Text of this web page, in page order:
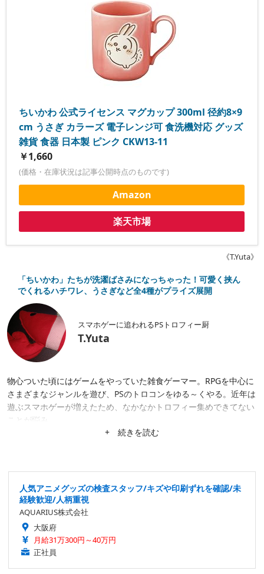
ちいかわ 公式ライセンス マグカップ 300ml 径約8×9
cm うさぎ カラーズ 電子レンジ可 食洗機対応 グッズ
雑貨 食器 日本製 ピンク CKW13-11
￥1,660
(価格・在庫状況は記事公開時点のものです)
Amazon
楽天市場
《T.Yuta》
「ちいかわ」たちが洗濯ばさみになっちゃった！可愛く挟ん
でくれるハチワレ、うさぎなど全4種がプライズ展開
スマホゲーに追われるPSトロフィー厨
T.Yuta
物心ついた頃にはゲームをやっていた雑食ゲーマー。RPGを中心に
さまざまなジャンルを遊び、PSのトロコンをゆる～くやる。近年は
遊ぶスマホゲーが増えたため、なかなかトロフィー集めできてない
ことが悩み。
+ 続きを読む
人気アニメグッズの検査スタッフ/キズや印刷ずれを確認/未
経験歓迎/人柄重視
AQUARIUS株式会社
大阪府
月給31万300円～40万円
正社員